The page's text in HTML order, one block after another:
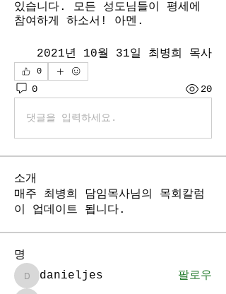
있습니다. 모든 성도님들이 평세에
참여하게 하소서! 아멘.
2021년 10월 31일 최병희 목사
0
0 20
댓글을 입력하세요.
소개
매주 최병희 담임목사님의 목회칼럼
이 업데이트 됩니다.
명
danieljes
danieljes 팔로우